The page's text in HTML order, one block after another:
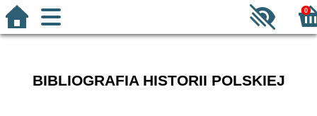
0
BIBLIOGRAFIA HISTORII POLSKIEJ